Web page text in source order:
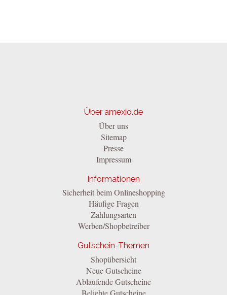
Über amexio.de
Über uns
Sitemap
Presse
Impressum
Informationen
Sicherheit beim Onlineshopping
Häufige Fragen
Zahlungsarten
Werben/Shopbetreiber
Gutschein-Themen
Shopübersicht
Neue Gutscheine
Ablaufende Gutscheine
Beliebte Gutscheine